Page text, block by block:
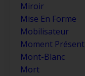
Miroir
Mise En Forme
Mobilisateur
Moment Présent
Mont-Blanc
Mort